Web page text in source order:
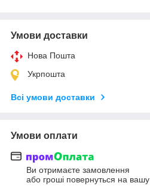
Умови доставки
Нова Пошта
Укрпошта
Всі умови доставки
Умови оплати
Ви отримаєте замовлення
або гроші повернуться на вашу